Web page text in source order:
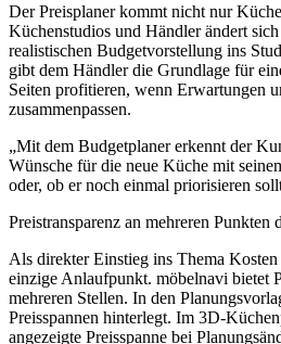
Der Preisplaner kommt nicht nur
Küchenstudios und Händler ändert
realistischen Budgetvorstellung ins
gibt dem Händler die Grundlage für
Seiten profitieren, wenn Erwartungen
zusammenpassen.
„Mit dem Budgetplaner erkennt der
Wünsche für die neue Küche mit
oder, ob er noch einmal priorisieren
Preistransparenz an mehreren Punkten
Als direkter Einstieg ins Thema
einzige Anlaufpunkt. möbelnavi bietet
mehreren Stellen. In den
Preisspannen hinterlegt. Im 3D-
angezeigte Preisspanne bei